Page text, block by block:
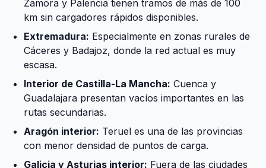
Zamora y Palencia tienen tramos de más de 100
km sin cargadores rápidos disponibles.
Extremadura: Especialmente en zonas rurales de
Cáceres y Badajoz, donde la red actual es muy
escasa.
Interior de Castilla-La Mancha: Cuenca y
Guadalajara presentan vacíos importantes en las
rutas secundarias.
Aragón interior: Teruel es una de las provincias
con menor densidad de puntos de carga.
Galicia y Asturias interior: Fuera de las ciudades